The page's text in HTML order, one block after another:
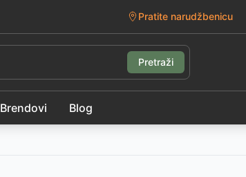
Pratite narudžbenicu
Pretraži
Brendovi Blog